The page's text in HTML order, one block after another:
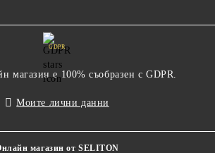
GDPR
магазин е 100% съобразен с GDPR.
Моите лични данни
магазин от SELITON